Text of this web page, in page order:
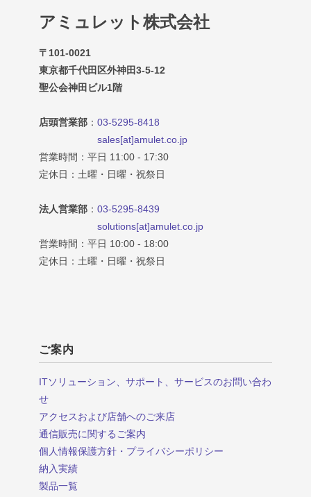
アミュレット株式会社
〒101-0021
東京都千代田区外神田3-5-12
聖公会神田ビル1階
店頭営業部 ： 03-5295-8418
sales[at]amulet.co.jp
営業時間：平日 11:00 - 17:30
定休日：土曜・日曜・祝祭日
法人営業部 ： 03-5295-8439
solutions[at]amulet.co.jp
営業時間：平日 10:00 - 18:00
定休日：土曜・日曜・祝祭日
ご案内
ITソリューション、サポート、サービスのお問い合わ
せ
アクセスおよび店舗へのご来店
通信販売に関するご案内
個人情報保護方針・プライバシーポリシー
納入実績
製品一覧